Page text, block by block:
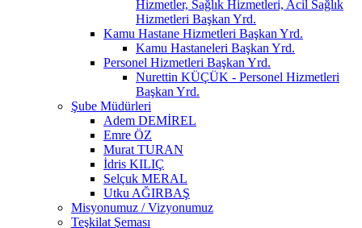
Hizmetler, Sağlık Hizmetleri, Acil Sağlık
Hizmetleri Başkan Yrd.
Kamu Hastane Hizmetleri Başkan Yrd.
Kamu Hastaneleri Başkan Yrd.
Personel Hizmetleri Başkan Yrd.
Nurettin KÜÇÜK - Personel Hizmetleri
Başkan Yrd.
Şube Müdürleri
Adem DEMİREL
Emre ÖZ
Murat TURAN
İdris KILIÇ
Selçuk MERAL
Utku AĞIRBAŞ
Misyonumuz / Vizyonumuz
Teşkilat Şeması